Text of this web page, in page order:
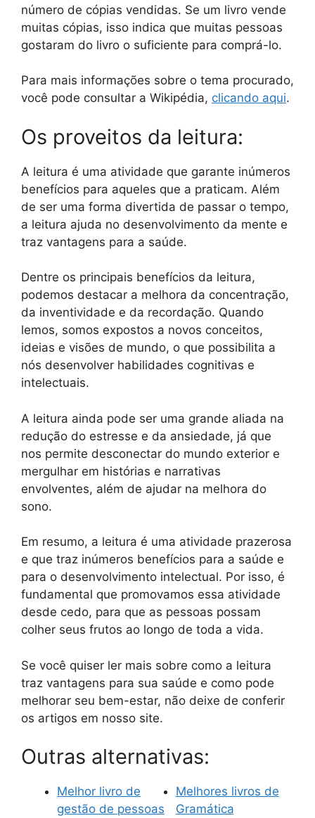
número de cópias vendidas. Se um livro vende
muitas cópias, isso indica que muitas pessoas
gostaram do livro o suficiente para comprá-lo.
Para mais informações sobre o tema procurado,
você pode consultar a Wikipédia, clicando aqui.
Os proveitos da leitura:
A leitura é uma atividade que garante inúmeros
benefícios para aqueles que a praticam. Além
de ser uma forma divertida de passar o tempo,
a leitura ajuda no desenvolvimento da mente e
traz vantagens para a saúde.
Dentre os principais benefícios da leitura,
podemos destacar a melhora da concentração,
da inventividade e da recordação. Quando
lemos, somos expostos a novos conceitos,
ideias e visões de mundo, o que possibilita a
nós desenvolver habilidades cognitivas e
intelectuais.
A leitura ainda pode ser uma grande aliada na
redução do estresse e da ansiedade, já que
nos permite desconectar do mundo exterior e
mergulhar em histórias e narrativas
envolventes, além de ajudar na melhora do
sono.
Em resumo, a leitura é uma atividade prazerosa
e que traz inúmeros benefícios para a saúde e
para o desenvolvimento intelectual. Por isso, é
fundamental que promovamos essa atividade
desde cedo, para que as pessoas possam
colher seus frutos ao longo de toda a vida.
Se você quiser ler mais sobre como a leitura
traz vantagens para sua saúde e como pode
melhorar seu bem-estar, não deixe de conferir
os artigos em nosso site.
Outras alternativas:
Melhor livro de
gestão de pessoas
Melhores livros de
Gramática